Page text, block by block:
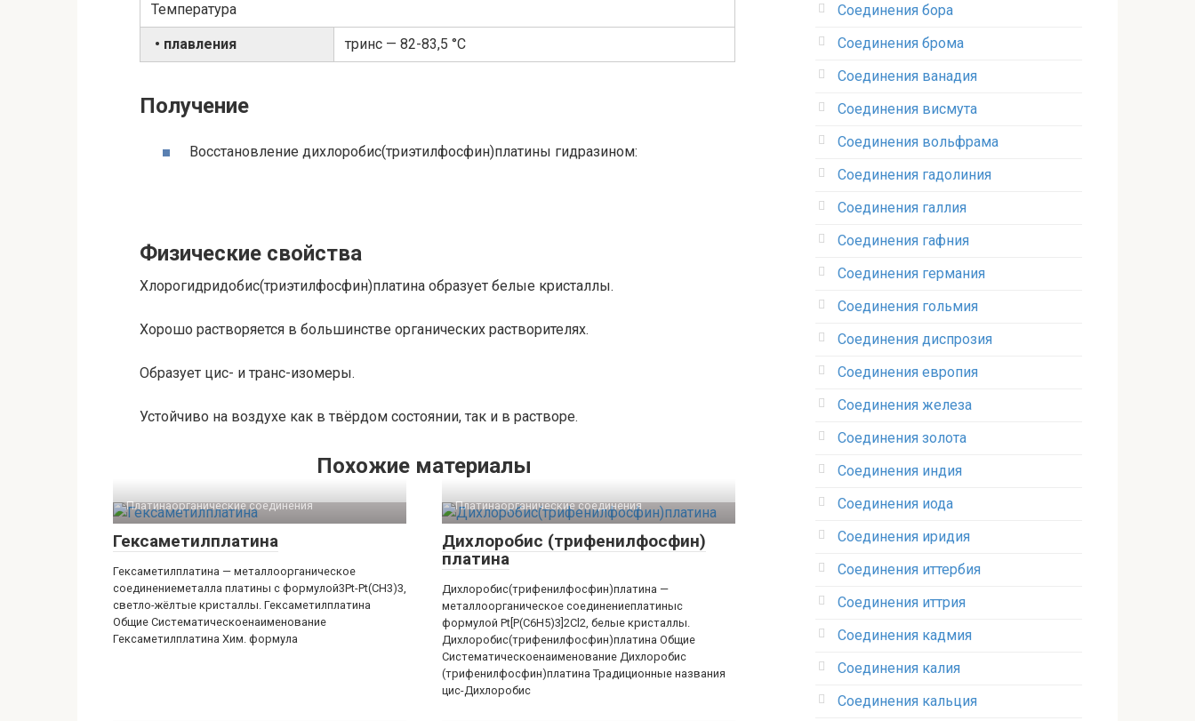
Температура
• плавления тринс — 82-83,5 °C
Получение
Восстановление дихлоробис(триэтилфосфин)платины гидразином:
Физические свойства
Хлорогидридобис(триэтилфосфин)платина образует белые кристаллы.
Хорошо растворяется в большинстве органических растворителях.
Образует цис- и транс-изомеры.
Устойчиво на воздухе как в твёрдом состоянии, так и в растворе.
Похожие материалы
Платинаорганические соединения‎
Гексаметилплатина
Гексаметилплатина — металлоорганическое
соединениеметалла платины с формулой3Pt-Pt(CH3)3,
светло-жёлтые кристаллы. Гексаметилплатина
Общие Систематическоенаименование
Гексаметилплатина Хим. формула
Платинаорганические соединения‎
Дихлоробис (трифенилфосфин)
платина
Дихлоробис(трифенилфосфин)платина —
металлоорганическое соединениеплатиныс
формулой Pt[P(C6H5)3]2Cl2, белые кристаллы.
Дихлоробис​(трифенилфосфин)​платина Общие
Систематическоенаименование Дихлоробис​
(трифенилфосфин)​платина Традиционные названия
цис-Дихлоробис
Соединения бора‎
Соединения брома‎
Соединения ванадия‎
Соединения висмута
Соединения вольфрама‎
Соединения гадолиния‎
Соединения галлия‎
Соединения гафния‎
Соединения германия‎
Соединения гольмия‎
Соединения диспрозия‎ ‎
Соединения европия‎
Соединения железа‎
Соединения золота‎
Соединения индия
Соединения иода‎
Соединения иридия
Соединения иттербия‎
Соединения иттрия‎
Соединения кадмия
Соединения калия‎
Соединения кальция